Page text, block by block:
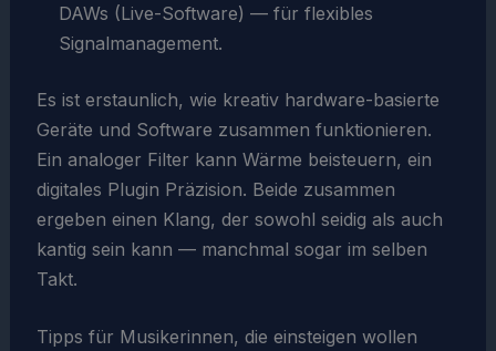
DAWs (Live-Software) — für flexibles
Signalmanagement.
Es ist erstaunlich, wie kreativ hardware-basierte
Geräte und Software zusammen funktionieren.
Ein analoger Filter kann Wärme beisteuern, ein
digitales Plugin Präzision. Beide zusammen
ergeben einen Klang, der sowohl seidig als auch
kantig sein kann — manchmal sogar im selben
Takt.
Tipps für Musikerinnen, die einsteigen wollen